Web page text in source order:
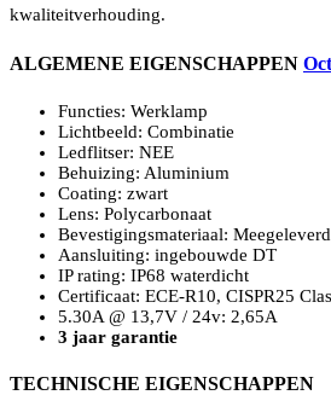
kwaliteitverhouding.
ALGEMENE EIGENSCHAPPEN
Functies: Werklamp
Lichtbeeld: Combinatie
Ledflitser: NEE
Behuizing: Aluminium
Coating: zwart
Lens: Polycarbonaat
Bevestigingsmateriaal: Meegeleverd
Aansluiting: ingebouwde DT
IP rating: IP68 waterdicht
Certificaat: ECE-R10, CISPR25
5.30A @ 13,7V / 24v: 2,65A
3 jaar garantie
TECHNISCHE EIGENSCHAPPEN